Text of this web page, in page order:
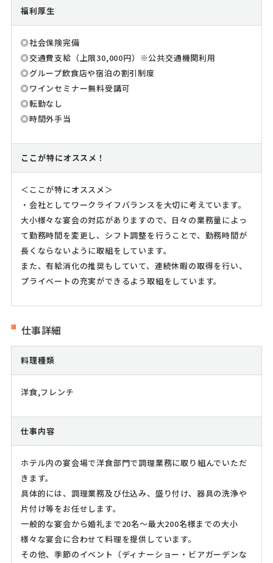
福利厚生
◎社会保険完備
◎交通費支給（上限30,000円）※公共交通機関利用
◎グループ飲食店や宿泊の割引制度
◎ワインセミナー無料受講可
◎転勤なし
◎時間外手当
ここが特にオススメ！
＜ここが特にオススメ＞
・会社としてワークライフバランスを大切に考えています。
大小様々な宴会の対応がありますので、日々の業務量によっ
て勤務時間を変更し、シフト調整を行うことで、勤務時間が
長くならないように取組をしています。
また、有給消化の推奨もしていて、連続休暇の取得を行い、
プライベートの充実ができるよう取組をしています。
仕事詳細
料理種類
洋食,フレンチ
仕事内容
ホテル内の宴会場で洋食部門で調理業務に取り組んでいただ
きます。
具体的には、調理業務及び仕込み、盛り付け、器具の洗浄や
片付け等をお任せします。
一般的な宴会から婚礼まで20名～最大200名様までの大小
様々な宴会に合わせて料理を提供しています。
その他、季節のイベント（ディナーショー・ビアガーデンな